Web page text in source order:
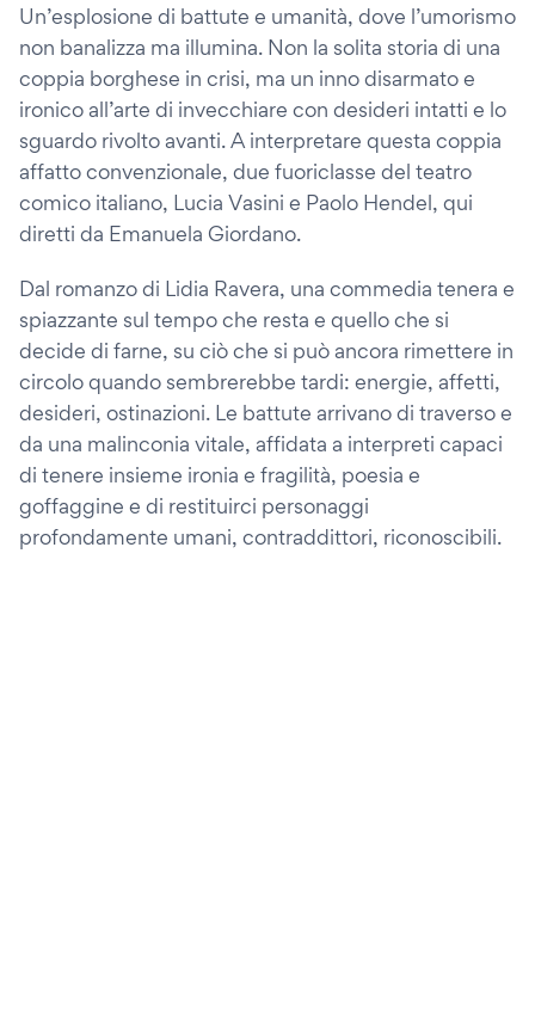
Un’esplosione di battute e umanità, dove l’umorismo
non banalizza ma illumina. Non la solita storia di una
coppia borghese in crisi, ma un inno disarmato e
ironico all’arte di invecchiare con desideri intatti e lo
sguardo rivolto avanti. A interpretare questa coppia
affatto convenzionale, due fuoriclasse del teatro
comico italiano, Lucia Vasini e Paolo Hendel, qui
diretti da Emanuela Giordano.
Dal romanzo di Lidia Ravera, una commedia tenera e
spiazzante sul tempo che resta e quello che si
decide di farne, su ciò che si può ancora rimettere in
circolo quando sembrerebbe tardi: energie, affetti,
desideri, ostinazioni. Le battute arrivano di traverso e
da una malinconia vitale, affidata a interpreti capaci
di tenere insieme ironia e fragilità, poesia e
goffaggine e di restituirci personaggi
profondamente umani, contraddittori, riconoscibili.